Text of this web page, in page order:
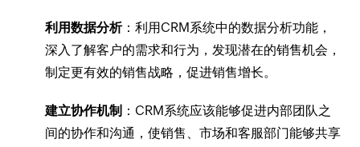
利用数据分析：利用CRM系统中的数据分析功能，
深入了解客户的需求和行为，发现潜在的销售机会，
制定更有效的销售战略，促进销售增长。
建立协作机制 ：CRM系统应该能够促进内部团队之
间的协作和沟通，使销售、市场和客服部门能够共享